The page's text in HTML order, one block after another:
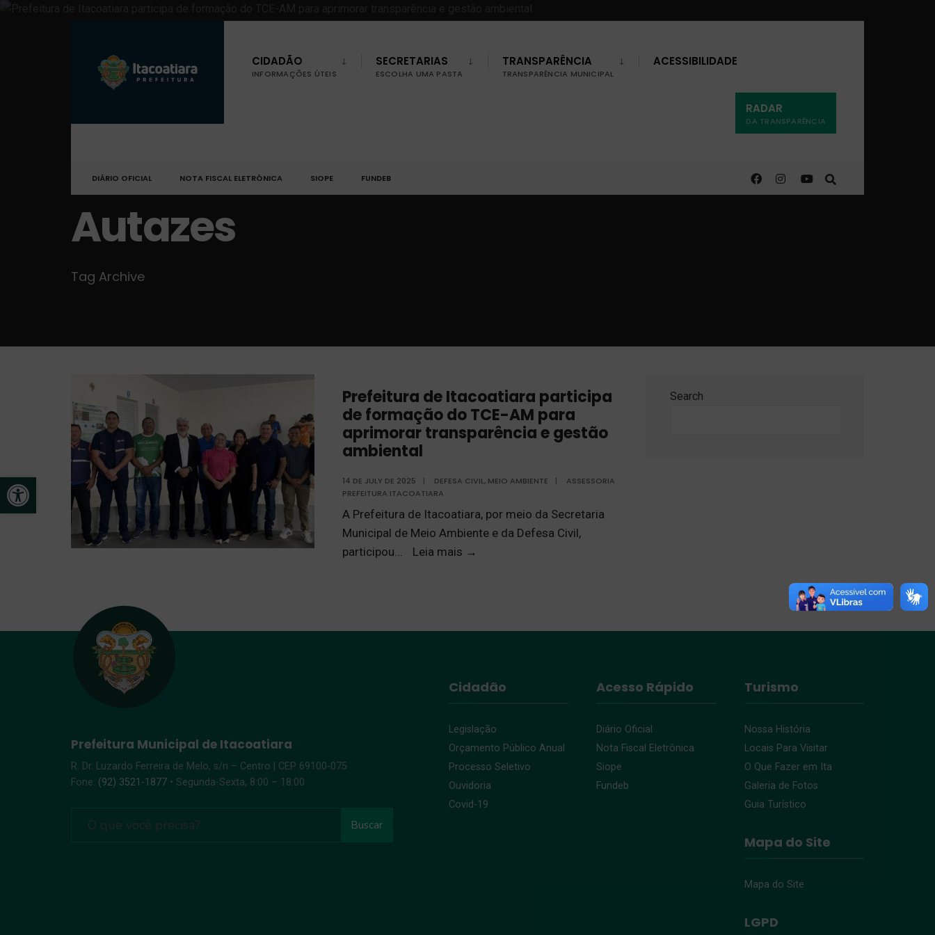
Open toolbar
CIDADÃO
INFORMAÇÕES ÚTEIS
SECRETARIAS
ESCOLHA UMA PASTA
TRANSPARÊNCIA
TRANSPARÊNCIA MUNICIPAL
ACESSIBILIDADE
RADAR
DA TRANSPARÊNCIA
DIÁRIO OFICIAL NOTA FISCAL ELETRÔNICA SIOPE FUNDEB
Autazes
Tag Archive
Prefeitura de Itacoatiara participa
de formação do TCE-AM para
aprimorar transparência e gestão
ambiental
14 DE JULY DE 2025 | DEFESA CIVIL, MEIO AMBIENTE |
ASSESSORIA
PREFEITURA ITACOATIARA
A Prefeitura de Itacoatiara, por meio da Secretaria
Municipal de Meio Ambiente e da Defesa Civil,
participou... Leia mais →
Search
Prefeitura Municipal de Itacoatiara
R. Dr. Luzardo Ferreira de Melo, s/n – Centro | CEP 69100-075
Fone: (92) 3521-1877 • Segunda-Sexta, 8:00 – 18:00
Buscar
Cidadão
Legislação
Orçamento Público Anual
Processo Seletivo
Ouvidoria
Covid-19
Acesso Rápido
Diário Oficial
Nota Fiscal Eletrônica
Siope
Fundeb
Turismo
Nossa História
Locais Para Visitar
O Que Fazer em Ita
Galeria de Fotos
Guia Turístico
Mapa do Site
Mapa do Site
LGPD